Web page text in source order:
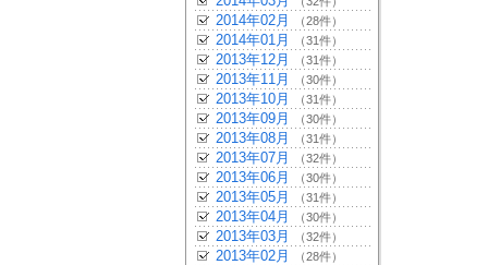
2014年02月 （28件）
2014年01月 （31件）
2013年12月 （31件）
2013年11月 （30件）
2013年10月 （31件）
2013年09月 （30件）
2013年08月 （31件）
2013年07月 （32件）
2013年06月 （30件）
2013年05月 （31件）
2013年04月 （30件）
2013年03月 （32件）
2013年02月 （28件）